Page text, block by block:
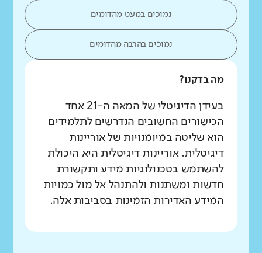
נמוכים במעט מהדומים
נמוכים בהרבה מהדומים
מה בדקנו?
בעידן הדיגיטלי של המאה ה-21 אחד
הכישורים החשובים הנדרשים לתלמידים
הוא שליטה במיומנויות של אוריינות
דיגיטלית. אוריינות דיגיטלית היא היכולת
להשתמש בטכנולוגיות מידע ותקשורת
חדשות ומשתנות ולהתנהל אל מול כמויות
המידע האדירות הזמינות בסביבות אלה.